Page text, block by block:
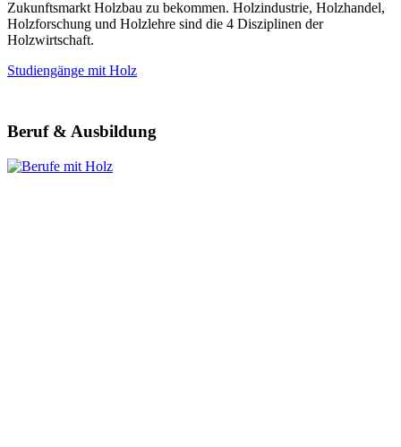
Zukunftsmarkt Holzbau zu bekommen. Holzindustrie, Holzhandel,
Holzforschung und Holzlehre sind die 4 Disziplinen der
Holzwirtschaft.
Studiengänge mit Holz
Beruf & Ausbildung